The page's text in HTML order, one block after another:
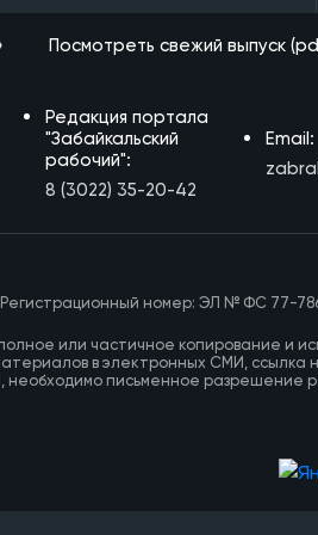
Посмотреть свежий выпуск
Редакция портала
"Забайкальский
рабочий":
8 (3022) 35-20-42
Email:
Регистрационный номер: ЭЛ № ФС 77-
или частичное копирование и
в электронных СМИ, ссылка
необходимо письменное разрешение